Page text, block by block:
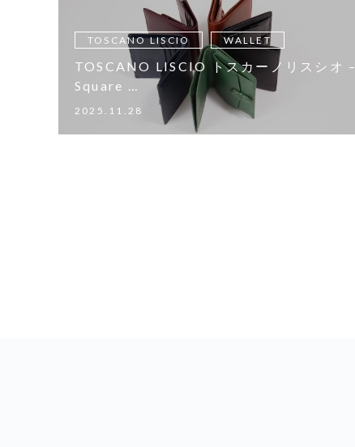
TOSCANO LISCIO WALLET
TOSCANO LISCIO トスカーノリスシオ –
Square …
2025.11.28